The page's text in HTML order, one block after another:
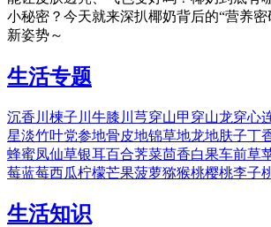
小秘密？今天就来深扒椰奶背后的“营养
新姿势～
生活专题
沉香 川楝子 川牛膝 川芎穿山甲 穿山龙穿心
星淡竹叶党参地骨皮地锦草地龙地肤子丁
蜂蜜凤仙草银耳百合荠菜茴香白果车前草
莓蓝莓西瓜柠檬芒果菠萝猕猴桃樱桃李子
生活知识